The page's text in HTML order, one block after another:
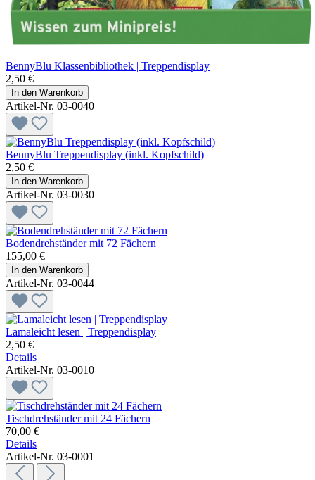
BennyBlu Klassenbibliothek | Treppendisplay
2,50 €
In den Warenkorb
Artikel-Nr. 03-0040
BennyBlu Treppendisplay (inkl. Kopfschild)
2,50 €
In den Warenkorb
Artikel-Nr. 03-0030
Bodendrehständer mit 72 Fächern
155,00 €
In den Warenkorb
Artikel-Nr. 03-0044
Lamaleicht lesen | Treppendisplay
2,50 €
Details
Artikel-Nr. 03-0010
Tischdrehständer mit 24 Fächern
70,00 €
Details
Artikel-Nr. 03-0001